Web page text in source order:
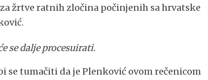
žrtve ratnih zločina počinjenih sa hrvatske
se dalje procesuirati.
se tumačiti da je Plenković ovom rečenicom